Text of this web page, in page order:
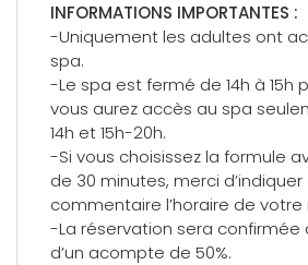
INFORMATIONS IMPORTANTES :
-Uniquement les adultes ont
spa.
-Le spa est fermé de 14h à 15h
vous aurez accès au spa
14h et 15h-20h.
-Si vous choisissez la formule
de 30 minutes, merci d’indiquer
commentaire l’horaire de
-La réservation sera confirmée
d’un acompte de 50%.